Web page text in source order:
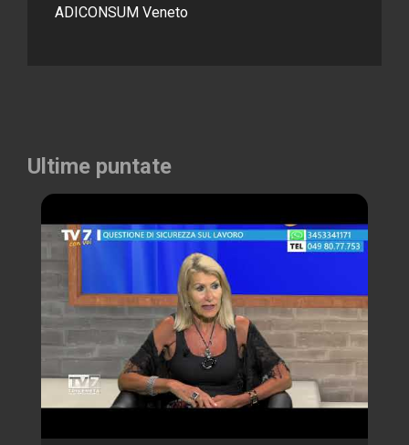
ADICONSUM Veneto
Ultime puntate